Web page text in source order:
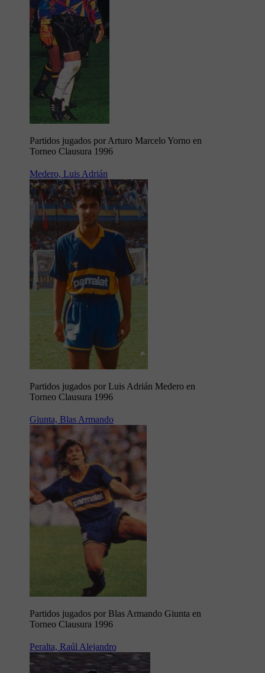
Partidos jugados por Arturo Marcelo Yorno en
Torneo Clausura 1996
Medero, Luis Adrián
Partidos jugados por Luis Adrián Medero en
Torneo Clausura 1996
Giunta, Blas Armando
Partidos jugados por Blas Armando Giunta en
Torneo Clausura 1996
Peralta, Raúl Alejandro